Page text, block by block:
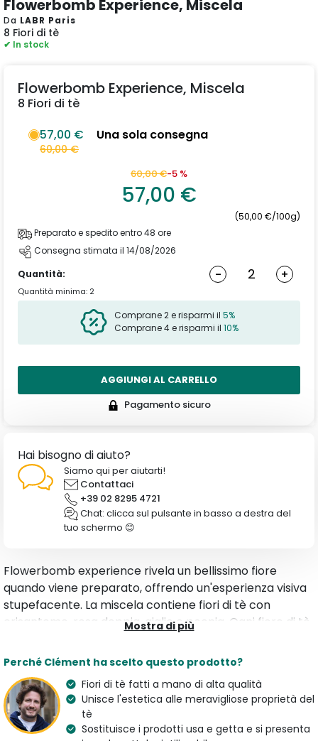
Flowerbomb Experience, Miscela
Da LABR Paris
8 Fiori di tè
✔ In stock
Flowerbomb Experience, Miscela
8 Fiori di tè
57,00 €
60,00 €
Una sola consegna
60,00 €-5 %
57,00 €
(50,00 €/100g)
Preparato e spedito entro 48 ore
Consegna stimata il 14/08/2026
Quantità:
- +
Quantità minima: 2
Comprane 2 e risparmi il 5%
Comprane 4 e risparmi il 10%
AGGIUNGI AL CARRELLO
Pagamento sicuro
Hai bisogno di aiuto?
Siamo qui per aiutarti!
Contattaci
+39 02 8295 4721
Chat: clicca sul pulsante in basso a destra del
tuo schermo 😊
Flowerbomb experience rivela un bellissimo fiore
quando viene preparato, offrendo un'esperienza visiva
stupefacente. La miscela contiene fiori di tè con
crisantemo, rosa doppia, giglio e peonia. Ogni fiore di tè
contenitori di vetro che possono essere riutilizzati.
Caratteristiche
Tipologia
Tè Verde
Rosa e Crisantemo
Mostra di più
Perché Clément ha scelto questo prodotto?
Fiori di tè fatti a mano di alta qualità
Unisce l'estetica alle meravigliose proprietà del
tè
Sostituisce i prodotti usa e getta e si presenta